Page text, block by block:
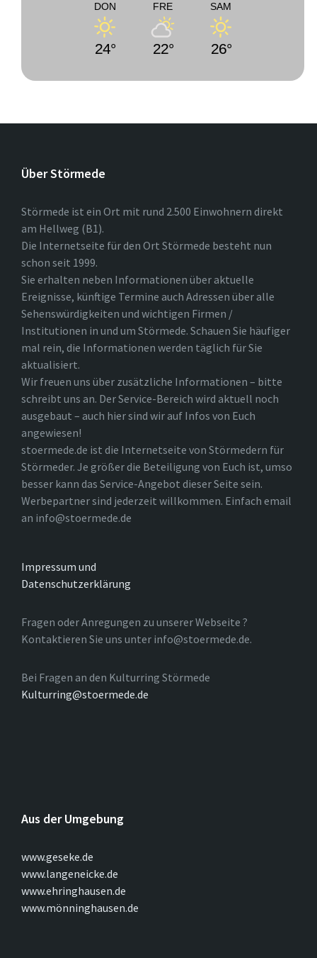
DON
24°
FRE
22°
SAM
26°
Über Störmede
Störmede ist ein Ort mit rund 2.500 Einwohnern direkt
am Hellweg (B1).
Die Internetseite für den Ort Störmede besteht nun
schon seit 1999.
Sie erhalten neben Informationen über aktuelle
Ereignisse, künftige Termine auch Adressen über alle
Sehenswürdigkeiten und wichtigen Firmen /
Institutionen in und um Störmede. Schauen Sie häufiger
mal rein, die Informationen werden täglich für Sie
aktualisiert.
Wir freuen uns über zusätzliche Informationen – bitte
schreibt uns an. Der Service-Bereich wird aktuell noch
ausgebaut – auch hier sind wir auf Infos von Euch
angewiesen!
stoermede.de ist die Internetseite von Störmedern für
Störmeder. Je größer die Beteiligung von Euch ist, umso
besser kann das Service-Angebot dieser Seite sein.
Werbepartner sind jederzeit willkommen. Einfach email
an info@stoermede.de
Impressum und
Datenschutzerklärung
Fragen oder Anregungen zu unserer Webseite ?
Kontaktieren Sie uns unter info@stoermede.de.
Bei Fragen an den Kulturring Störmede
Kulturring@stoermede.de
Aus der Umgebung
www.geseke.de
www.langeneicke.de
www.ehringhausen.de
www.mönninghausen.de